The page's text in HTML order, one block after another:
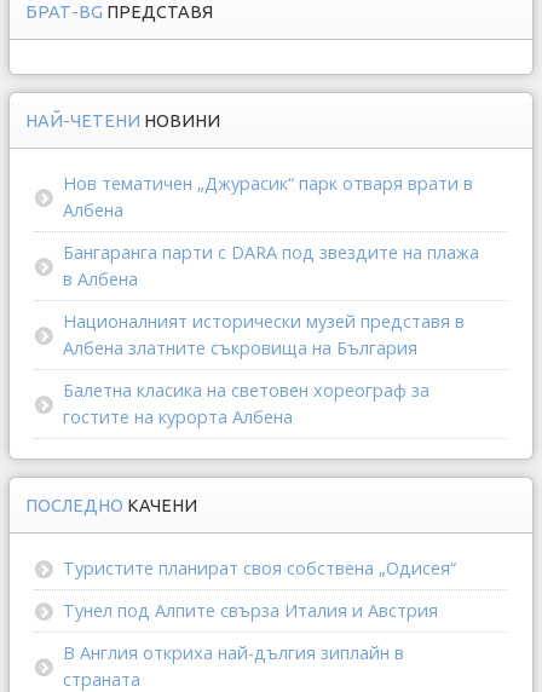
БРАТ-BG ПРЕДСТАВЯ
НАЙ-ЧЕТЕНИ НОВИНИ
Нов тематичен „Джурасик“ парк отваря врати в
Албена
Бангаранга парти с DARA под звездите на плажа
в Албена
Националният исторически музей представя в
Албена златните съкровища на България
Балетна класика на световен хореограф за
гостите на курорта Албена
ПОСЛЕДНО КАЧЕНИ
Туристите планират своя собствена „Одисея“
Тунел под Алпите свърза Италия и Австрия
В Англия откриха най-дългия зиплайн в
страната